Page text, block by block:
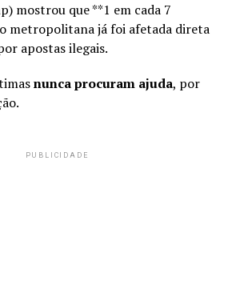
mostrou que **1 em cada 7
metropolitana já foi afetada direta
apostas ilegais.
nunca procuram ajuda, por
PUBLICIDADE